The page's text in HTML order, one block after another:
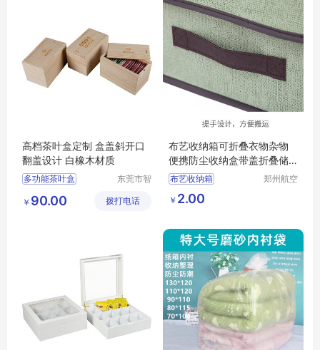
高档茶叶盒定制 盒盖斜开口
翻盖设计 白橡木材质
多功能茶叶盒
茶叶收纳盒
东莞市智
限公司
￥ 90.00 拨打电话
布艺收纳箱可折叠衣物杂物
便携防尘收纳盒带盖折叠储
物箱
布艺收纳箱
可折叠衣物
杂物便携防尘
郑州航空
￥ 2.00